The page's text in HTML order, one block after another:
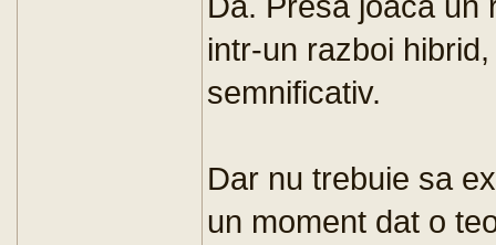
intr-un razboi
semnificativ.
Dar nu trebuie sa
un moment dat o